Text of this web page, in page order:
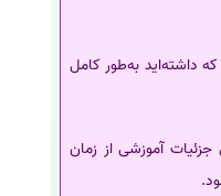
داشته‌اید به‌طور کامل
آموزشی از زمان